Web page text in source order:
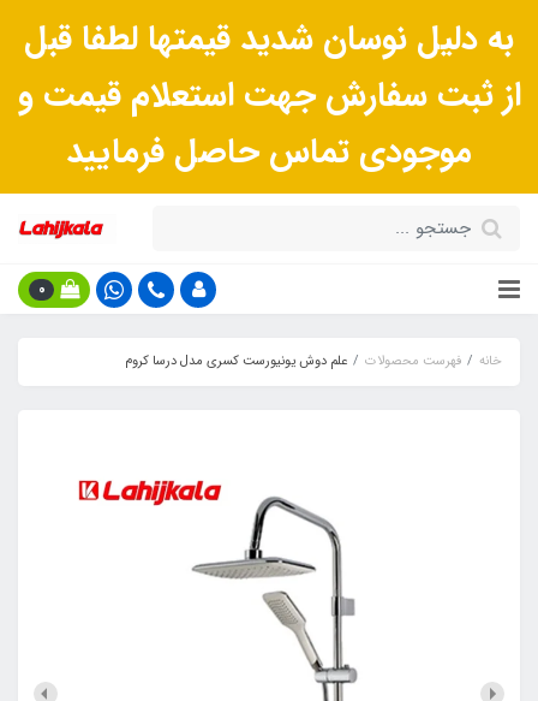
به دلیل نوسان شدید قیمتها لطفا قبل
از ثبت سفارش جهت استعلام قیمت و
موجودی تماس حاصل فرمایید
0
خانه فهرست محصولات علم دوش یونیورست کسری مدل درسا کروم